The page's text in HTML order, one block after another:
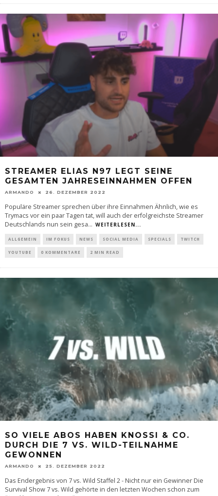
STREAMER ELIAS N97 LEGT SEINE
GESAMTEN JAHRESEINNAHMEN OFFEN
ARMANDO 26. DEZEMBER 2022
Populäre Streamer sprechen über ihre Einnahmen Ähnlich, wie es
Trymacs vor ein paar Tagen tat, will auch der erfolgreichste Streamer
Deutschlands nun sein gesa... WEITERLESEN...
ALLGEMEIN IM FOKUS NEWS SOCIAL MEDIA SPECIALS TWITCH
YOUTUBE 0 KOMMENTARE 2 MIN READ
SO VIELE ABOS HABEN KNOSSI & CO.
DURCH DIE 7 VS. WILD-TEILNAHME
GEWONNEN
ARMANDO 25. DEZEMBER 2022
Das Endergebnis von 7 vs. Wild Staffel 2 - Nicht nur ein Gewinner Die
Survival Show 7 vs. Wild gehörte in den letzten Wochen schon zum